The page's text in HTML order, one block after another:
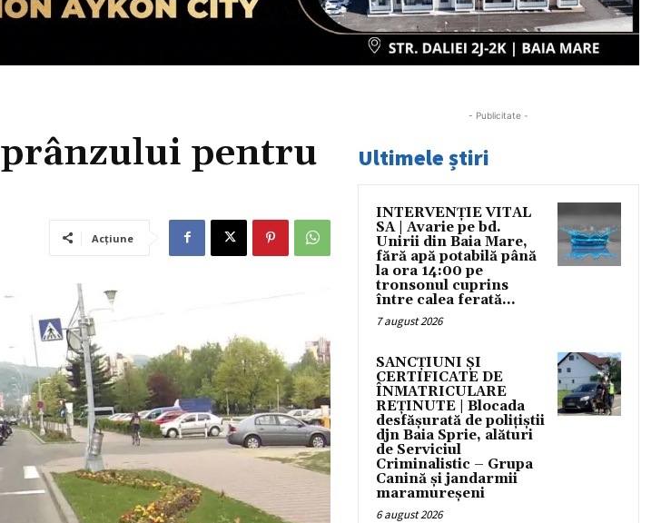
pentru
Acțiune
- Publicitate -
Ultimele știri
INTERVENȚIE VITAL
SA | Avarie pe bd.
Unirii din Baia Mare,
fără apă potabilă până
la ora 14:00 pe
tronsonul cuprins
între calea ferată...
7 august 2026
SANCȚIUNI ȘI
CERTIFICATE DE
ÎNMATRICULARE
REȚINUTE | Blocada
desfășurată de polițiștii
djn Baia Sprie, alături
de Serviciul
Criminalistic – Grupa
Canină și jandarmii
maramureșeni
6 august 2026